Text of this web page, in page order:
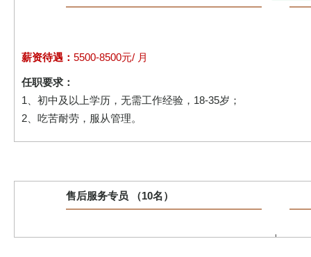
薪资待遇： 5500-8500元/ 月
任职要求：
1、初中及以上学历，无需工作经验，18-35岁；
2、吃苦耐劳，服从管理。
售后服务专员 （10名）
上一